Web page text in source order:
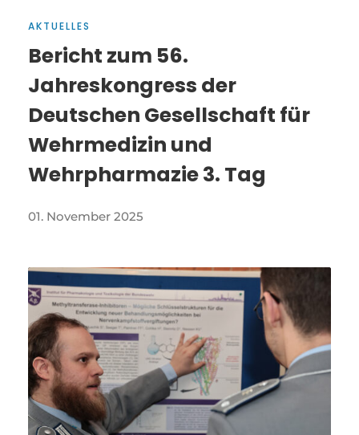
AKTUELLES
Bericht zum 56.
Jahreskongress der
Deutschen Gesellschaft für
Wehrmedizin und
Wehrpharmazie 3. Tag
01. November 2025